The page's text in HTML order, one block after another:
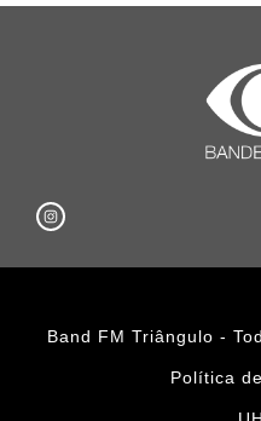
Band FM Triângulo -
Política